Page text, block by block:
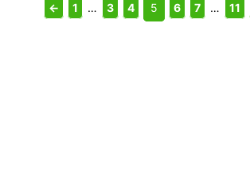
← 1 … 3 4 5 6 7 … 11